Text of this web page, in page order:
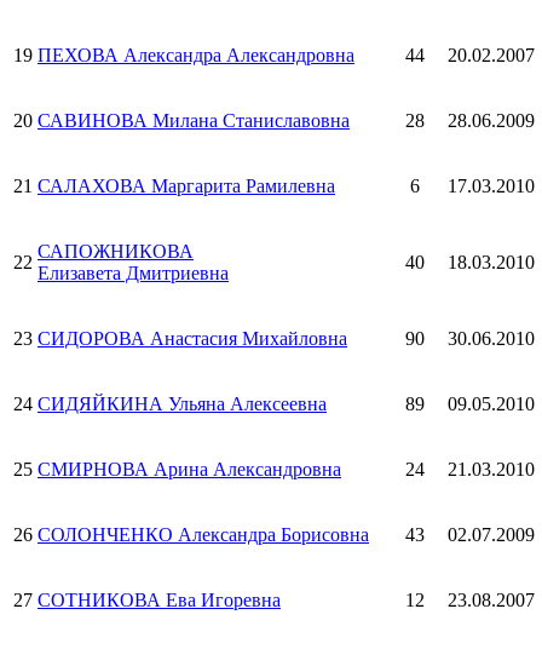
19 ПЕХОВА Александра Александровна 44 20.02.2007
20 САВИНОВА Милана Станиславовна 28 28.06.2009
21 САЛАХОВА Маргарита Рамилевна 6 17.03.2010
22
САПОЖНИКОВА
Елизавета Дмитриевна
40 18.03.2010
23 СИДОРОВА Анастасия Михайловна 90 30.06.2010
24 СИДЯЙКИНА Ульяна Алексеевна 89 09.05.2010
25 СМИРНОВА Арина Александровна 24 21.03.2010
26 СОЛОНЧЕНКО Александра Борисовна 43 02.07.2009
27 СОТНИКОВА Ева Игоревна 12 23.08.2007